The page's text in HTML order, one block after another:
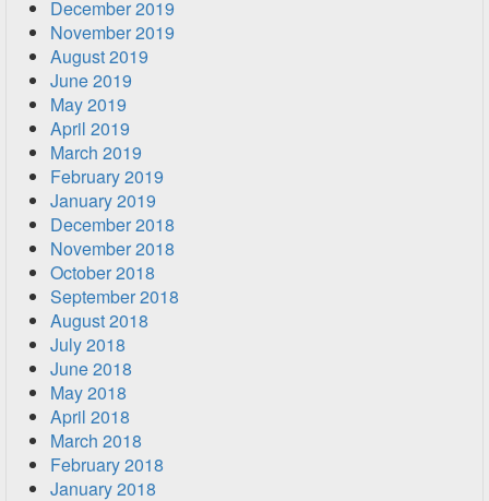
December 2019
November 2019
August 2019
June 2019
May 2019
April 2019
March 2019
February 2019
January 2019
December 2018
November 2018
October 2018
September 2018
August 2018
July 2018
June 2018
May 2018
April 2018
March 2018
February 2018
January 2018